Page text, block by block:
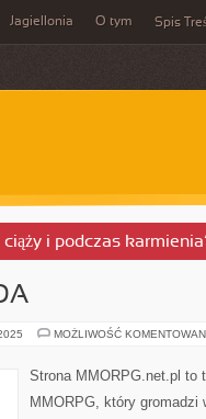
Jagiellonia O tym Spis
i podczas
MOŻLIWOŚĆ
Strona MMORPG.net.pl to
MMORPG, który gromadzi